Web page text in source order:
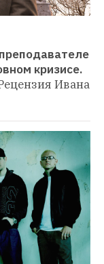
кризисе.
Ивана